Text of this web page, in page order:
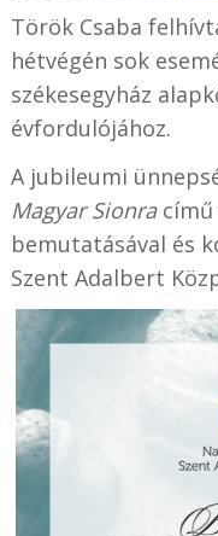
Török Csaba
hétvégén sok
székesegyház
évfordulójához.
A jubileumi
Magyar Sionracímű
bemutatásával és
Szent Adalbert